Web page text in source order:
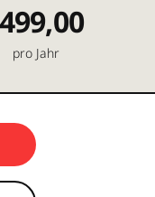
499,00
pro Jahr